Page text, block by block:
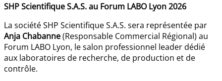
SHP Scientifique S.A.S. au Forum LABO Lyon 2026
La société SHP Scientifique S.A.S. sera représentée par
Anja Chabanne(Responsable Commercial Régional) au
Forum LABO Lyon, le salon professionnel leader dédié
aux laboratoires de recherche, de production et de
contrôle.